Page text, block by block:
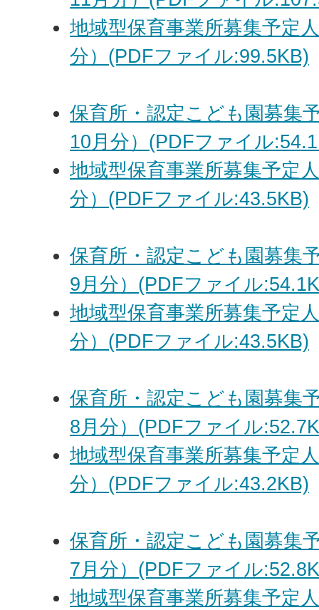
地域型保育事業所募集予定
分）(PDFファイル:99.5KB)
保育所・認定こども園募集
10月分）(PDFファイル
地域型保育事業所募集予定
分）(PDFファイル:43.5KB)
保育所・認定こども園募集
9月分）(PDFファイル
地域型保育事業所募集予定
分）(PDFファイル:43.5KB)
保育所・認定こども園募集
8月分）(PDFファイル
地域型保育事業所募集予定
分）(PDFファイル:43.2KB)
保育所・認定こども園募集
7月分）(PDFファイル
地域型保育事業所募集予定